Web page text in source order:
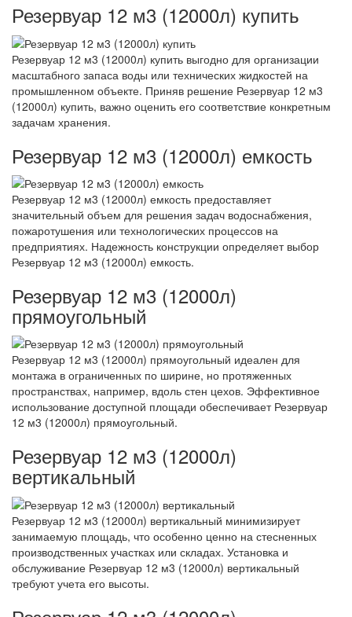
Резервуар 12 м3 (12000л) купить
Резервуар 12 м3 (12000л) купить выгодно для организации
масштабного запаса воды или технических жидкостей на
промышленном объекте. Приняв решение Резервуар 12 м3
(12000л) купить, важно оценить его соответствие конкретным
задачам хранения.
Резервуар 12 м3 (12000л) емкость
Резервуар 12 м3 (12000л) емкость предоставляет
значительный объем для решения задач водоснабжения,
пожаротушения или технологических процессов на
предприятиях. Надежность конструкции определяет выбор
Резервуар 12 м3 (12000л) емкость.
Резервуар 12 м3 (12000л)
прямоугольный
Резервуар 12 м3 (12000л) прямоугольный идеален для
монтажа в ограниченных по ширине, но протяженных
пространствах, например, вдоль стен цехов. Эффективное
использование доступной площади обеспечивает Резервуар
12 м3 (12000л) прямоугольный.
Резервуар 12 м3 (12000л)
вертикальный
Резервуар 12 м3 (12000л) вертикальный минимизирует
занимаемую площадь, что особенно ценно на стесненных
производственных участках или складах. Установка и
обслуживание Резервуар 12 м3 (12000л) вертикальный
требуют учета его высоты.